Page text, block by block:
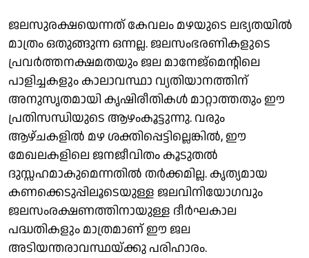
ജലസുരക്ഷയെന്നത് കേവലം മഴയുടെ ലഭ്യതയില്‍
മാത്രം ഒതുങ്ങുന്ന ഒന്നല്ല. ജലസംഭരണികളുടെ
പ്രവര്‍ത്തനക്ഷമതയും ജല മാനേജ്‌മെന്റിലെ
പാളിച്ചകളും കാലാവസ്ഥാ വ്യതിയാനത്തിന്
അനുസൃതമായി കൃഷിരീതികള്‍ മാറ്റാത്തതും ഈ
പ്രതിസന്ധിയുടെ ആഴംകൂട്ടുന്നു. വരും
ആഴ്ചകളില്‍ മഴ ശക്തിപ്പെട്ടില്ലെങ്കില്‍, ഈ
മേഖലകളിലെ ജനജീവിതം കൂടുതല്‍
ദുസ്സഹമാകുമെന്നതില്‍ തര്‍ക്കമില്ല. കൃത്യമായ
കണക്കെടുപ്പിലൂടെയുള്ള ജലവിനിയോഗവും
ജലസംരക്ഷണത്തിനായുള്ള ദീര്‍ഘകാല
പദ്ധതികളും മാത്രമാണ് ഈ ജല
അടിയന്തരാവസ്ഥയ്ക്കു പരിഹാരം.